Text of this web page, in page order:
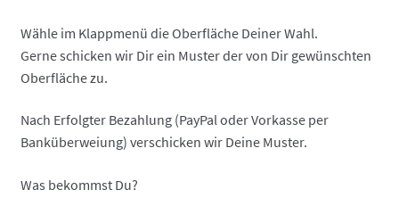
Wähle im Klappmenü die Oberfläche Deiner Wahl.
Gerne schicken wir Dir ein Muster der von Dir gewünschten
Oberfläche zu.
Nach Erfolgter Bezahlung (PayPal oder Vorkasse per
Banküberweiung) verschicken wir Deine Muster.
Was bekommst Du?